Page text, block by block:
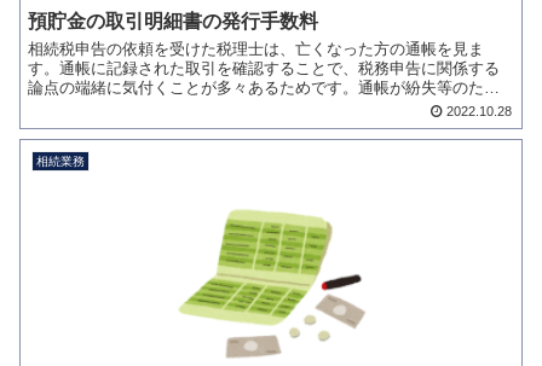
預貯金の取引明細書の発行手数料
相続税申告の依頼を受けた税理士は、亡くなった方の通帳を見ま
す。通帳に記録された取引を確認することで、税務申告に関係する
論点の端緒に気付くことが多々あるためです。通帳が紛失等のため
にを見れない場合には、金融機関に手数料を払って取引明細書
（※）...
2022.10.28
相続業務